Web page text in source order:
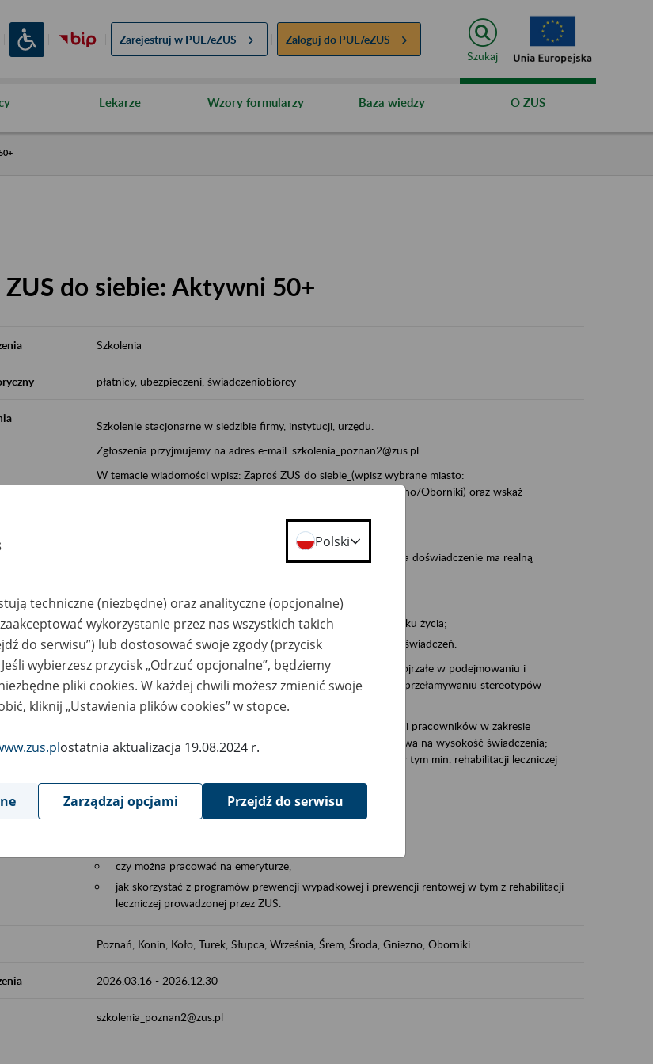
Zarejestruj w PUE/eZUS Zaloguj do PUE/eZUS
Szukaj
Lekarze Wzory formularzy Baza wiedzy O ZUS
ZUS do siebie: Aktywni 50+
Szkolenia
płatnicy, ubezpieczeni, świadczeniobiorcy
Szkolenie stacjonarne w siedzibie firmy, instytucji, urzędu.
Zgłoszenia przyjmujemy na adres e-mail: szkolenia_poznan2@zus.pl
W temacie wiadomości wpisz: Zaproś ZUS do siebie_(wpisz wybrane miasto:
Poznań/Konin/Koło/Turek/Słupca/Września/Śrem/Środa/Gniezno/Oborniki) oraz wskaż
Aktywni 50+ to inicjatywa, która pokazuje, że wiek jest atutem, a doświadczenie ma realną
Program ten to:
promocja aktywności zawodowej osób po pięćdziesiątym roku życia;
zachęcanie do świadomego planowania kariery i przyszłych świadczeń.
ZUS przez działania informacyjne i edukacyjne wspiera osoby dojrzałe w podejmowaniu i
kontynuowaniu aktywności zawodowej, dbaniu o zdrowie oraz przełamywaniu stereotypów
związanych z wiekiem.
Aktywni 50+ to współpraca ZUS z organizacjami pracodawców i pracowników w zakresie
edukowania nt. systemu emerytalnego w Polsce – tego co wpływa na wysokość świadczenia;
działań z obszaru prewencji wypadkowej i prewencji rentowej w tym min. rehabilitacji leczniczej
W ramach inicjatywy Aktywni 50+, ZUS edukuje:
czy można pracować na emeryturze,
jak skorzystać z programów prewencji wypadkowej i prewencji rentowej w tym z rehabilitacji
leczniczej prowadzonej przez ZUS.
Poznań, Konin, Koło, Turek, Słupca, Września, Śrem, Środa, Gniezno, Oborniki
2026.03.16 - 2026.12.30
szkolenia_poznan2@zus.pl
Polski
techniczne (niezbędne) oraz analityczne (opcjonalne)
wykorzystanie przez nas wszystkich takich
do serwisu”) lub dostosować swoje zgody (przycisk
wybierzesz przycisk „Odrzuć opcjonalne”, będziemy
pliki cookies. W każdej chwili możesz zmienić swoje
kliknij „Ustawienia plików cookies” w stopce.
ostatnia aktualizacja 19.08.2024 r.
Zarządzaj opcjami Przejdź do serwisu